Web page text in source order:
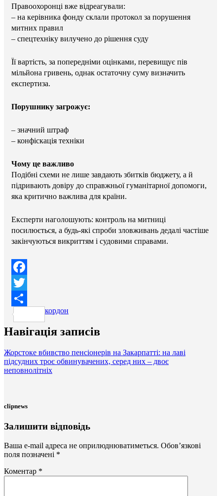
Правоохоронці вже відреагували:
– на керівника фонду склали протокол за порушення
митних правил
– спецтехніку вилучено до рішення суду
Її вартість, за попередніми оцінками, перевищує пів
мільйона гривень, однак остаточну суму визначить
експертиза.
Порушнику загрожує:
– значний штраф
– конфіскація техніки
Чому це важливо
Подібні схеми не лише завдають збитків бюджету, а й
підривають довіру до справжньої гуманітарної допомоги,
яка критично важлива для країни.
Експерти наголошують: контроль на митниці
посилюється, а будь-які спроби зловживань дедалі частіше
закінчуються викриттям і судовими справами.
Facebook
Twitter
Поділитися
кордон
Навігація записів
Жорстоке вбивство пенсіонерів на Закарпатті: на лаві
підсудних троє обвинувачених, серед них – двоє
неповнолітніх
clipnews
Залишити відповідь
Ваша e-mail адреса не оприлюднюватиметься. Обов’язкові
поля позначені *
Коментар *